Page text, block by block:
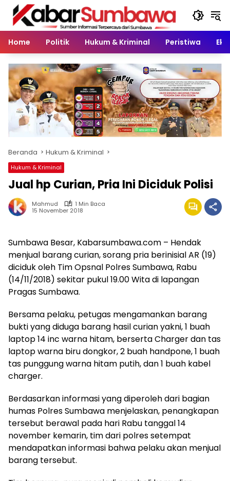
Langsung
konten
Home
Politik Hukum & Kriminal Peristiwa
Beranda Hukum & Kriminal
Hukum & Kriminal
Jual hp Curian, Pria Ini Diciduk Polisi
Mahmud
1 Min Baca
15 November 2018
Sumbawa Besar, Kabarsumbawa.com – Hendak
menjual barang curian, sorang pria berinisial AR (19)
diciduk oleh Tim Opsnal Polres Sumbawa, Rabu
(14/11/2018) sekitar pukul 19.00 Wita di lapangan
Pragas Sumbawa.
Bersama pelaku, petugas mengamankan barang
bukti yang diduga barang hasil curian yakni, 1 buah
laptop 14 inc warna hitam, berserta Charger dan tas
laptop warna biru dongkor, 2 buah handpone, 1 buah
tas punggung warna hitam putih, dan 1 buah kabel
charger.
Berdasarkan informasi yang diperoleh dari bagian
humas Polres Sumbawa menjelaskan, penangkapan
tersebut berawal pada hari Rabu tanggal 14
november kemarin, tim dari polres setempat
mendapatkan informasi bahwa pelaku akan menjual
barang tersebut.